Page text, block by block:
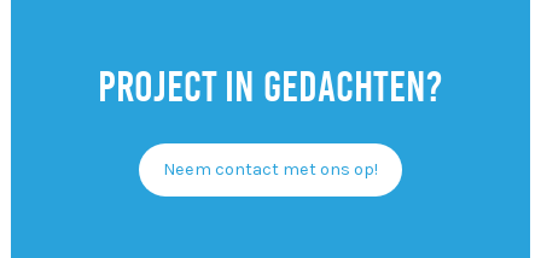
Project in gedachten?
Neem contact met ons op!